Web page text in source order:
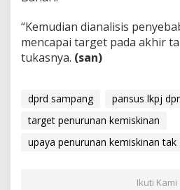
“Kemudian dianalisis
mencapai target pada akhir
tukasnya. (san)
dprd sampang pansus lkpj
target penurunan kemiskinan
upaya penurunan kemiskinan
Ikuti Kami